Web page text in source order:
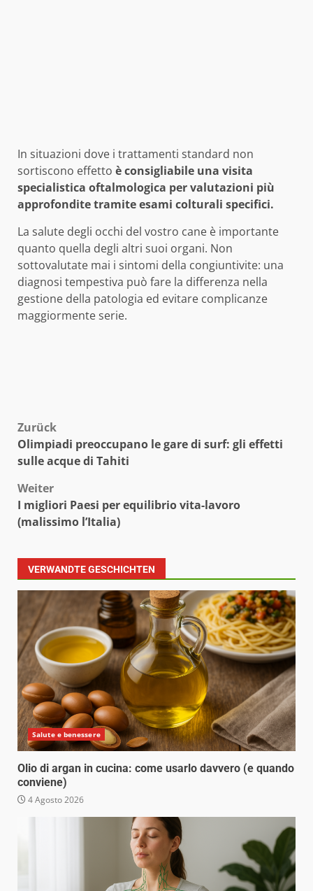
In situazioni dove i trattamenti standard non
sortiscono effetto è consigliabile una visita
specialistica oftalmologica per valutazioni più
approfondite tramite esami colturali specifici.
La salute degli occhi del vostro cane è importante
quanto quella degli altri suoi organi. Non
sottovalutate mai i sintomi della congiuntivite: una
diagnosi tempestiva può fare la differenza nella
gestione della patologia ed evitare complicanze
maggiormente serie.
Beitragsnavigation
Zurück
Olimpiadi preoccupano le gare di surf: gli effetti
sulle acque di Tahiti
Weiter
I migliori Paesi per equilibrio vita-lavoro
(malissimo l’Italia)
VERWANDTE GESCHICHTEN
Salute e benessere
Olio di argan in cucina: come usarlo davvero (e quando
conviene)
4 Agosto 2026